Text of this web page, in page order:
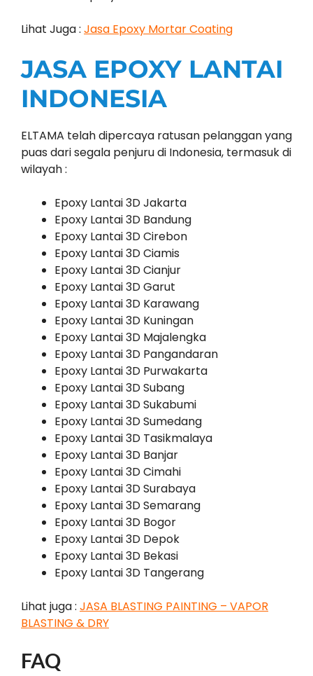
Lihat Juga : Jasa Epoxy Mortar Coating
JASA EPOXY LANTAI
INDONESIA
ELTAMA telah dipercaya ratusan pelanggan yang
puas dari segala penjuru di Indonesia, termasuk di
wilayah :
Epoxy Lantai 3D Jakarta
Epoxy Lantai 3D Bandung
Epoxy Lantai 3D Cirebon
Epoxy Lantai 3D Ciamis
Epoxy Lantai 3D Cianjur
Epoxy Lantai 3D Garut
Epoxy Lantai 3D Karawang
Epoxy Lantai 3D Kuningan
Epoxy Lantai 3D Majalengka
Epoxy Lantai 3D Pangandaran
Epoxy Lantai 3D Purwakarta
Epoxy Lantai 3D Subang
Epoxy Lantai 3D Sukabumi
Epoxy Lantai 3D Sumedang
Epoxy Lantai 3D Tasikmalaya
Epoxy Lantai 3D Banjar
Epoxy Lantai 3D Cimahi
Epoxy Lantai 3D Surabaya
Epoxy Lantai 3D Semarang
Epoxy Lantai 3D Bogor
Epoxy Lantai 3D Depok
Epoxy Lantai 3D Bekasi
Epoxy Lantai 3D Tangerang
Lihat juga : JASA BLASTING PAINTING – VAPOR
BLASTING & DRY
FAQ